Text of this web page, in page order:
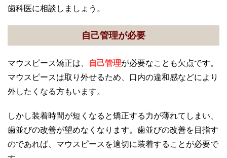
歯科医に相談しましょう。
自己管理が必要
マウスピース矯正は、 自己管理が必要なことも欠点です。
マウスピースは取り外せるため、口内の違和感などにより
外したくなる方もいます。
しかし装着時間が短くなると矯正する力が薄れてしまい、
歯並びの改善が望めなくなります。歯並びの改善を目指す
のであれば、マウスピースを適切に装着することが必要で